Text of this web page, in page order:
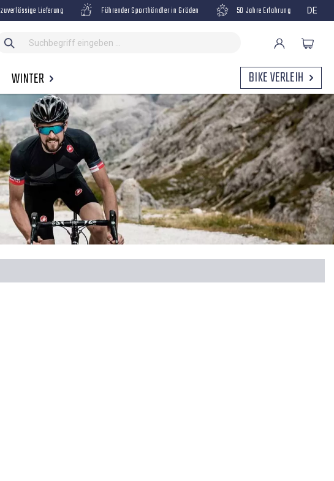
Lieferung Führender Sporthändler in Gröden 50 Jahre Erfahrung DE
WINTER
BIKE VERLEIH